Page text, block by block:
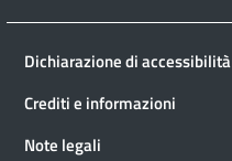
Dichiarazione di accessibilità
Crediti e informazioni
Note legali